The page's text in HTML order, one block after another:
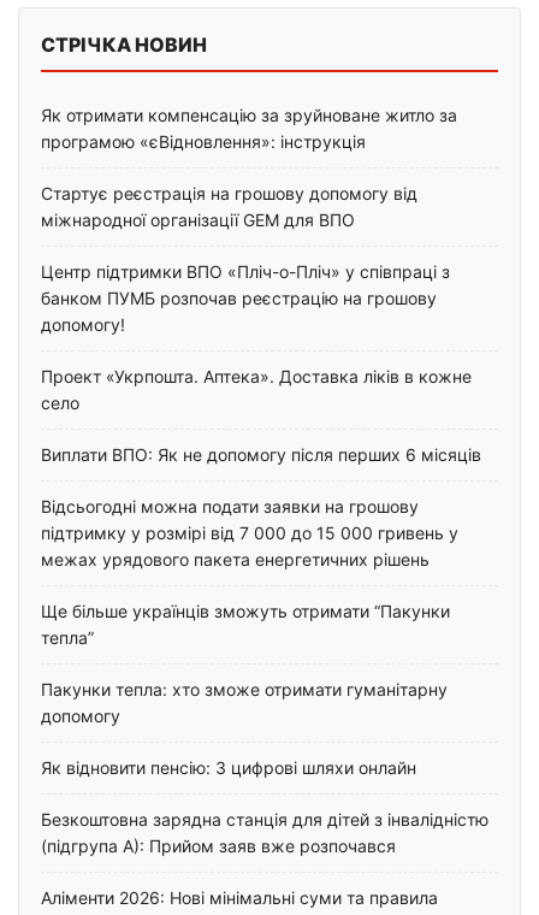
СТРІЧКА НОВИН
Як отримати компенсацію за зруйноване житло за
програмою «єВідновлення»: інструкція
Стартує реєстрація на грошову допомогу від
міжнародної організації GEM для ВПО
Центр підтримки ВПО «Пліч-о-Пліч» у співпраці з
банком ПУМБ розпочав реєстрацію на грошову
допомогу!
Проект «Укрпошта. Аптека». Доставка ліків в кожне
село
Виплати ВПО: Як не допомогу після перших 6 місяців
Відсьогодні можна подати заявки на грошову
підтримку у розмірі від 7 000 до 15 000 гривень у
межах урядового пакета енергетичних рішень
Ще більше українців зможуть отримати “Пакунки
тепла”
Пакунки тепла: хто зможе отримати гуманітарну
допомогу
Як відновити пенсію: 3 цифрові шляхи онлайн
Безкоштовна зарядна станція для дітей з інвалідністю
(підгрупа А): Прийом заяв вже розпочався
Аліменти 2026: Нові мінімальні суми та правила